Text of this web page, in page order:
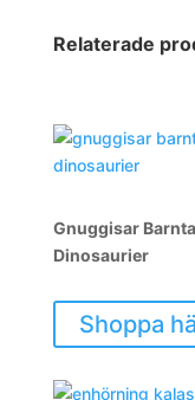
Relaterade
Gnuggisar
Dinosaurier
Shoppa